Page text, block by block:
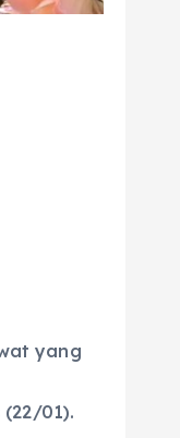
yang
01).